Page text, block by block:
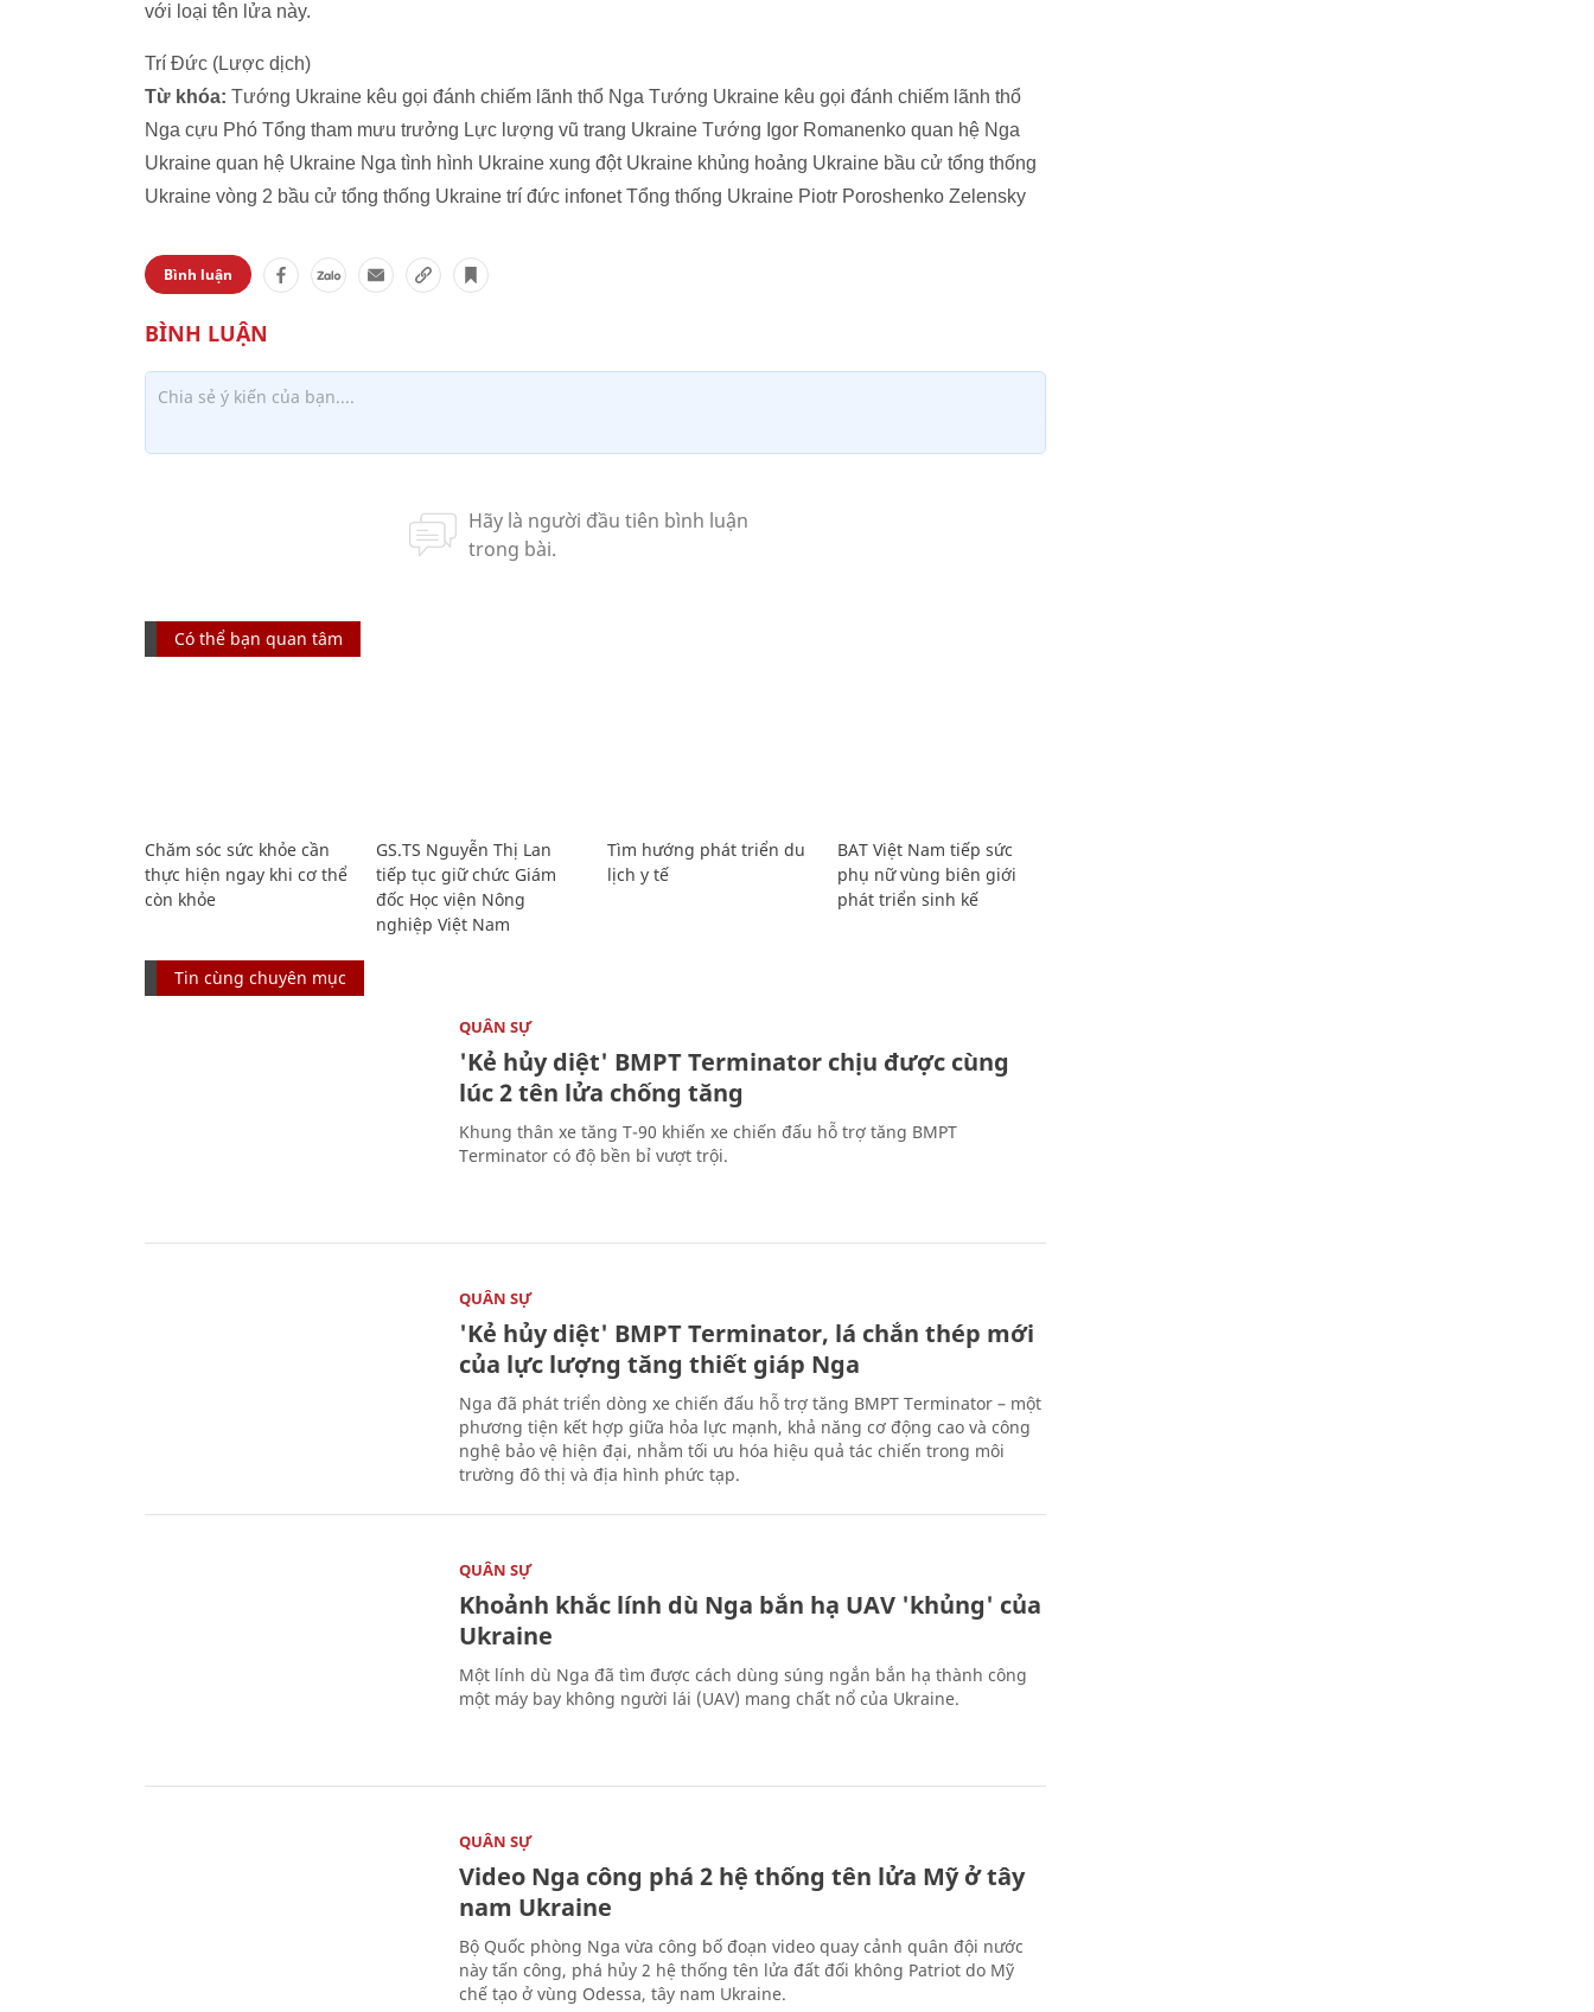
với loại tên lửa này.
Trí Đức (Lược dịch)
Từ khóa: Tướng Ukraine kêu gọi đánh chiếm lãnh thổ Nga Tướng Ukraine kêu gọi đánh chiếm lãnh thổ
Nga cựu Phó Tổng tham mưu trưởng Lực lượng vũ trang Ukraine Tướng Igor Romanenko quan hệ Nga
Ukraine quan hệ Ukraine Nga tình hình Ukraine xung đột Ukraine khủng hoảng Ukraine bầu cử tổng thống
Ukraine vòng 2 bầu cử tổng thống Ukraine trí đức infonet Tổng thống Ukraine Piotr Poroshenko Zelensky
Bình luận
Có thể bạn quan tâm
Chăm sóc sức khỏe cần
thực hiện ngay khi cơ thể
còn khỏe
GS.TS Nguyễn Thị Lan
tiếp tục giữ chức Giám
đốc Học viện Nông
nghiệp Việt Nam
Tìm hướng phát triển du
lịch y tế
BAT Việt Nam tiếp sức
phụ nữ vùng biên giới
phát triển sinh kế
Tin cùng chuyên mục
QUÂN SỰ
'Kẻ hủy diệt' BMPT Terminator chịu được cùng
lúc 2 tên lửa chống tăng
Khung thân xe tăng T-90 khiến xe chiến đấu hỗ trợ tăng BMPT
Terminator có độ bền bỉ vượt trội.
QUÂN SỰ
'Kẻ hủy diệt' BMPT Terminator, lá chắn thép mới
của lực lượng tăng thiết giáp Nga
Nga đã phát triển dòng xe chiến đấu hỗ trợ tăng BMPT Terminator – một
phương tiện kết hợp giữa hỏa lực mạnh, khả năng cơ động cao và công
nghệ bảo vệ hiện đại, nhằm tối ưu hóa hiệu quả tác chiến trong môi
trường đô thị và địa hình phức tạp.
QUÂN SỰ
Khoảnh khắc lính dù Nga bắn hạ UAV 'khủng' của
Ukraine
Một lính dù Nga đã tìm được cách dùng súng ngắn bắn hạ thành công
một máy bay không người lái (UAV) mang chất nổ của Ukraine.
QUÂN SỰ
Video Nga công phá 2 hệ thống tên lửa Mỹ ở tây
nam Ukraine
Bộ Quốc phòng Nga vừa công bố đoạn video quay cảnh quân đội nước
này tấn công, phá hủy 2 hệ thống tên lửa đất đối không Patriot do Mỹ
chế tạo ở vùng Odessa, tây nam Ukraine.